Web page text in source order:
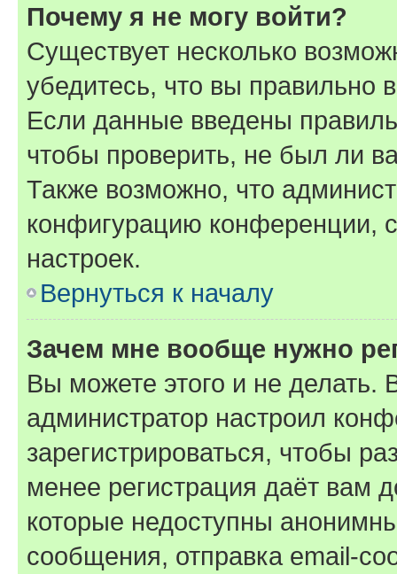
Почему я не могу войти?
Существует несколько
убедитесь, что вы правильно
Если данные введены
чтобы проверить, не был ли
Также возможно, что
конфигурацию конференции,
настроек.
Вернуться к началу
Зачем мне вообще нужно
Вы можете этого и не делать.
администратор настроил
зарегистрироваться, чтобы
менее регистрация даёт вам
которые недоступны
сообщения, отправка email-